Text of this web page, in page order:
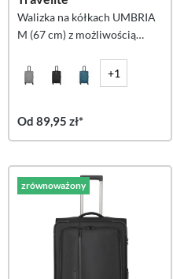
Walizka na kółkach UMBRIA
M (67 cm) z możliwością
+1
Od 89,95 zł*
zrównoważony